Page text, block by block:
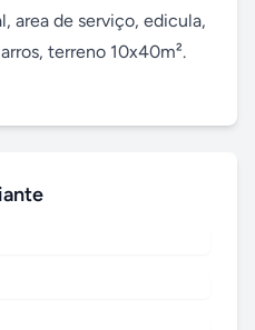
area de serviço, edicula,
terreno 10x40m².